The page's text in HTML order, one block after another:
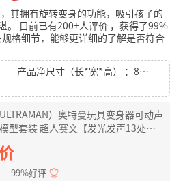
其拥有旋转变身的功能，吸引孩子的
目前已有200+人评价 ，获得了99%
格细节，能够更详细的了解是否符合
产品净尺寸（长*宽*高） ：8CM*8.5CM*32CM
）奥特曼玩具变身器可动声
型套装 超人赛文【发光发声13处关
99%好评